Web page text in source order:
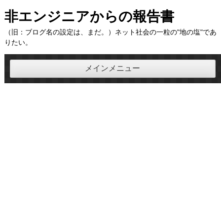
コ
ン
テ
ン
ツ
ス
非エンジニアからの報告書
（旧：ブログ名の設定は、まだ。）ネット社会の一粒の"地の塩"であ
りたい。
メインメニュー